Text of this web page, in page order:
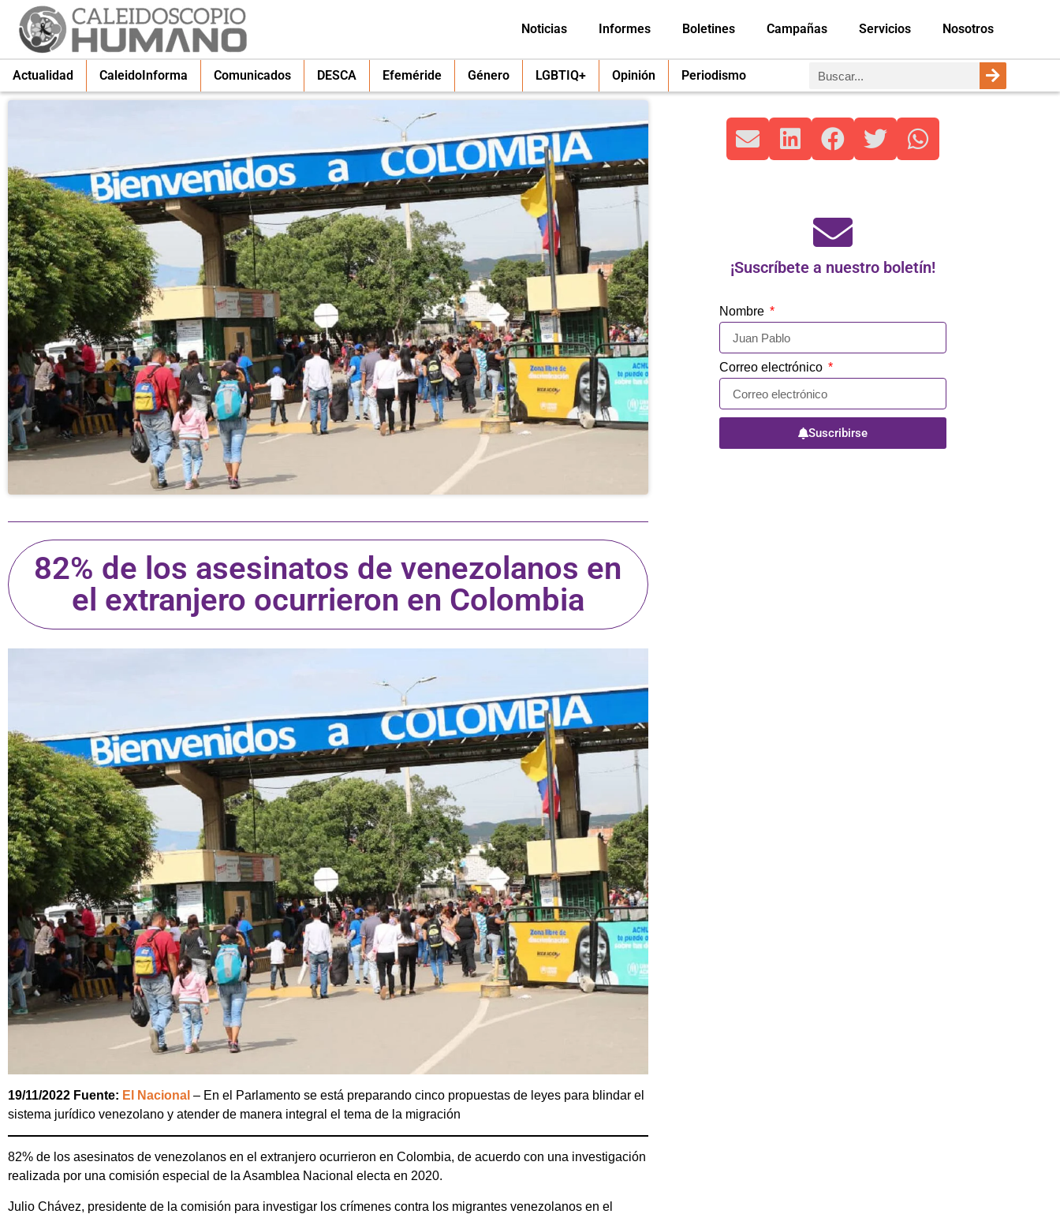
Noticias Informes Boletines Campañas Servicios Nosotros
Actualidad CaleidoInforma Comunicados DESCA Efeméride Género LGBTIQ+ Opinión Periodismo
82% de los asesinatos de venezolanos en
el extranjero ocurrieron en Colombia
19/11/2022 Fuente: El Nacional – En el Parlamento se está preparando cinco propuestas de leyes para blindar el
sistema jurídico venezolano y atender de manera integral el tema de la migración
82% de los asesinatos de venezolanos en el extranjero ocurrieron en Colombia, de acuerdo con una investigación
realizada por una comisión especial de la Asamblea Nacional electa en 2020.
Julio Chávez, presidente de la comisión para investigar los crímenes contra los migrantes venezolanos en el
¡Suscríbete a nuestro boletín!
Nombre
Correo electrónico
Suscribirse